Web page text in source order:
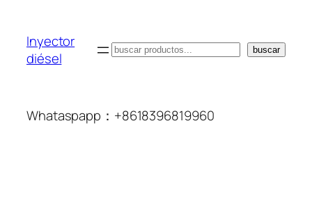
Inyector
diésel
搜
buscar
Whataspapp：+8618396819960